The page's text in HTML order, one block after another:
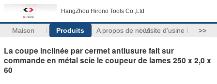
HangZhou Hirono Tools Co.,Ltd
Maison Produits A propos de nousVisite d'usine >>
La coupe inclinée par cermet antiusure fait sur
commande en métal scie le coupeur de lames 250 x 2,0 x
60